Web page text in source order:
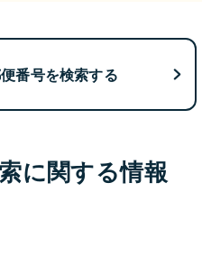
番号を検索する
に関する情報